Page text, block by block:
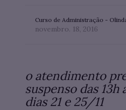
Curso de Administração -
novembro. 18, 2016
o atendimento
suspenso das 13h
dias 21 e 25/11